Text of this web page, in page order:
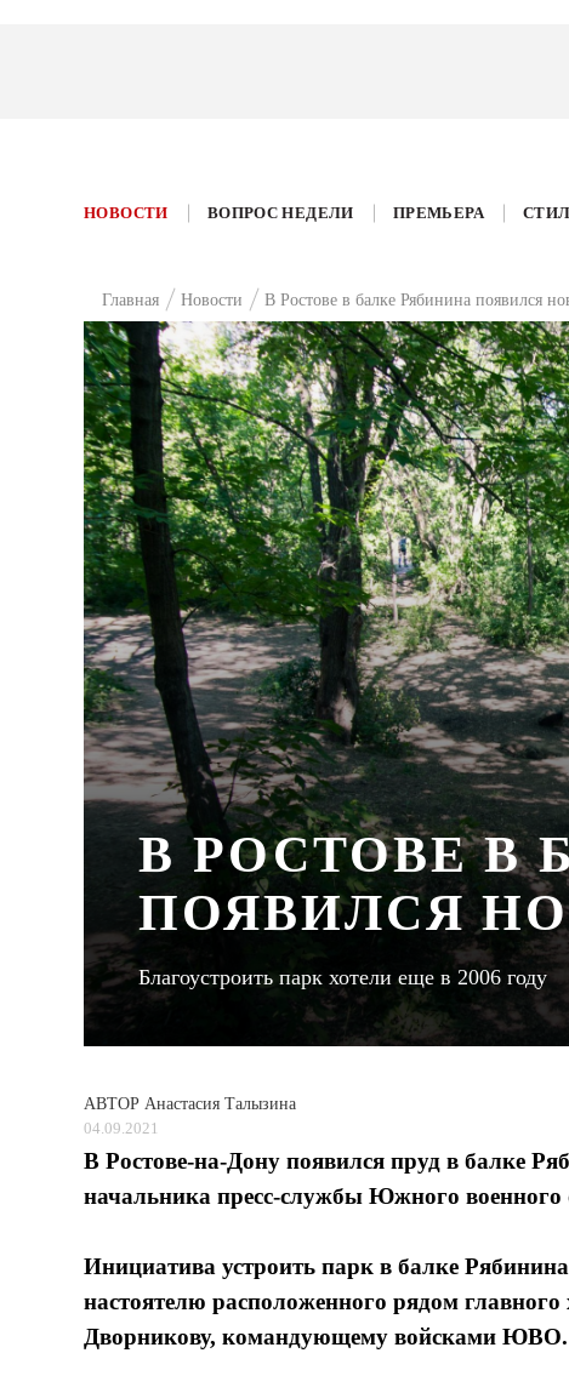
НОВОСТИ ВОПРОС НЕДЕЛИ ПРЕМЬЕРА
Главная Новости В Ростове в балке Рябинина появился
В РОСТОВЕ В
ПОЯВИЛСЯ
Благоустроить парк хотели еще в 2006 году
АВТОР Анастасия Талызина
04.09.2021
В Ростове-на-Дону появился пруд в балке
начальника пресс-службы Южного
Инициатива устроить парк в балке
настоятелю расположенного рядом
Дворникову, командующему войсками ЮВО.